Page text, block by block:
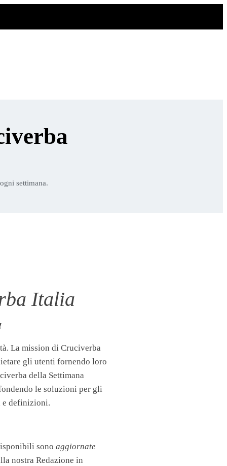
settimana.
Italia
La mission di Cruciverba
gli utenti fornendo loro
della Settimana
le soluzioni per gli
e definizioni.
sono aggiornate
nostra Redazione in